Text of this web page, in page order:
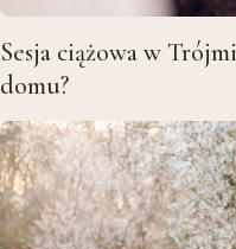
Sesja ciążowa w
domu?